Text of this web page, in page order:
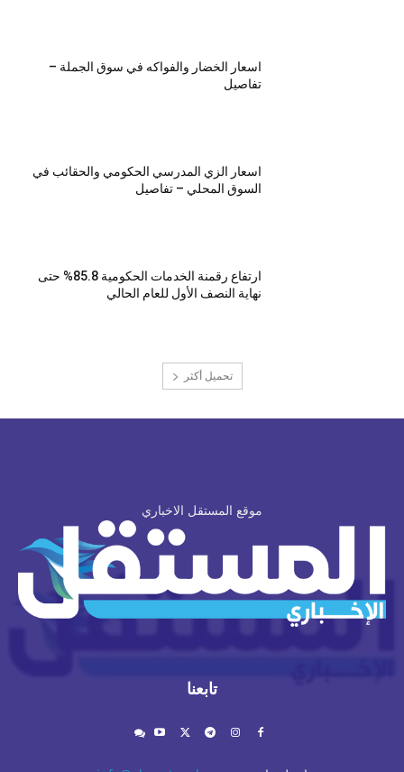
اسعار الخضار والفواكه في سوق الجملة –
تفاصيل
اسعار الزي المدرسي الحكومي والحقائب في
السوق المحلي – تفاصيل
ارتفاع رقمنة الخدمات الحكومية 85.8% حتى
نهاية النصف الأول للعام الحالي
تحميل أكثر
موقع المستقل الاخباري
تابعنا